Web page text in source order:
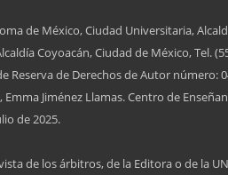
de México, Ciudad Universitaria,
Coyoacán, Ciudad de México, Tel.
de Derechos de Autor
Jiménez Llamas. Centro de
de 2025.
de los árbitros, de la Editora o de la